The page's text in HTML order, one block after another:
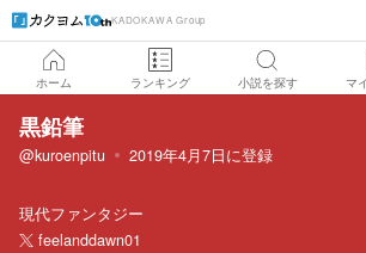
KADOKAWA Group
ホーム ランキング 小説を探す マ
黒鉛筆
@kuroenpitu 2019年4月7日に登録
現代ファンタジー
feelanddawn01